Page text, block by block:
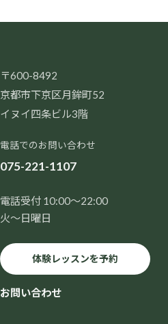
〒600-8492
京都市下京区月鉾町52
イヌイ四条ビル3階
電話でのお問い合わせ
075-221-1107
電話受付 10:00～22:00
火～日曜日
体験レッスンを予約
お問い合わせ